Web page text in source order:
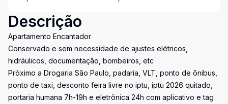
Descrição
Apartamento Encantador
Conservado e sem necessidade de ajustes elétricos,
hidráulicos, documentação, bombeiros, etc
Próximo a Drogaria São Paulo, padaria, VLT, ponto de ônibus,
ponto de taxi, desconto feira livre no iptu, iptu 2026 quitado,
portaria humana 7h-19h e eletrônica 24h com aplicativo e tag